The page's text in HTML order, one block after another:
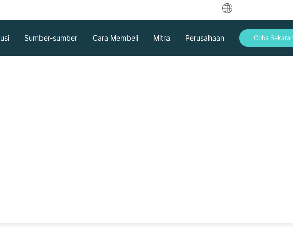
English
Sumber-sumber Cara Membeli Mitra Perusahaan Coba